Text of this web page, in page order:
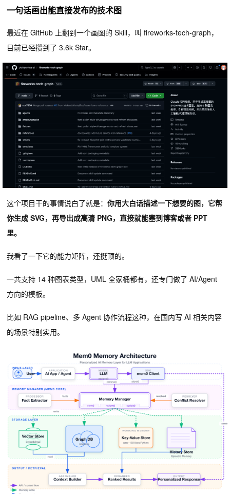
一句话画出能直接发布的技术图
最近在 GitHub 上翻到一个画图的 Skill，叫 fireworks-tech-graph，
目前已经攒到了 3.6k Star。
这个项目干的事情说白了就是： 你用大白话描述一下想要的图，它帮
你生成 SVG，再导出成高清 PNG，直接就能塞到博客或者 PPT
里。
我看了一下它的能力矩阵，还挺顶的。
一共支持 14 种图表类型，UML 全家桶都有，还专门做了 AI/Agent
方向的模板。
比如 RAG pipeline、多 Agent 协作流程这种，在国内写 AI 相关内容
的场景特别实用。